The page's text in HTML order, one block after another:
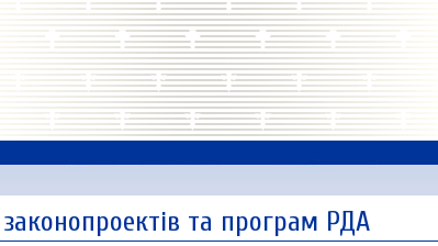
та програм РДА